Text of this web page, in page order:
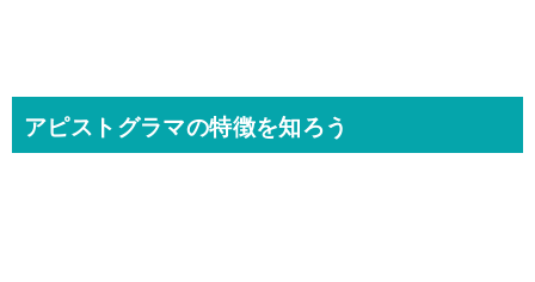
アピストグラマの特徴を知ろう